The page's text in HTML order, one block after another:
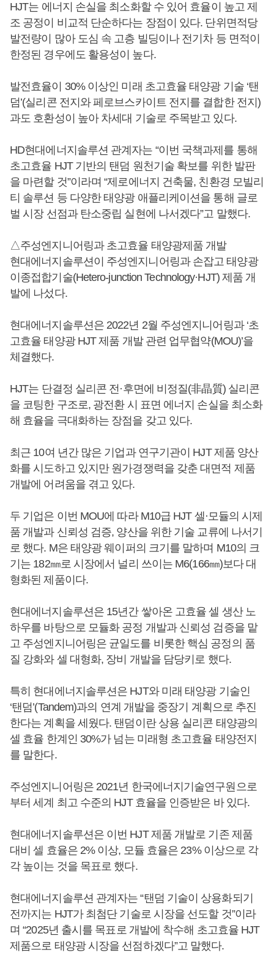
HJT는 에너지 손실을 최소화할 수 있어 효율이 높고 제
조 공정이 비교적 단순하다는 장점이 있다. 단위면적당
발전량이 많아 도심 속 고층 빌딩이나 전기차 등 면적이
한정된 경우에도 활용성이 높다.
발전효율이 30% 이상인 미래 초고효율 태양광 기술 ‘탠
덤’(실리콘 전지와 페로브스카이트 전지를 결합한 전지)
과도 호환성이 높아 차세대 기술로 주목받고 있다.
HD현대에너지솔루션 관계자는 “이번 국책과제를 통해
초고효율 HJT 기반의 탠덤 원천기술 확보를 위한 발판
을 마련할 것”이라며 “제로에너지 건축물, 친환경 모빌리
티 솔루션 등 다양한 태양광 애플리케이션을 통해 글로
벌 시장 선점과 탄소중립 실현에 나서겠다”고 말했다.
△주성엔지니어링과 초고효율 태양광제품 개발
현대에너지솔루션이 주성엔지니어링과 손잡고 태양광
이종접합기술(Hetero-junction Technology·HJT) 제품 개
발에 나섰다.
현대에너지솔루션은 2022년 2월 주성엔지니어링과 ‘초
고효율 태양광 HJT 제품 개발 관련 업무협약(MOU)’을
체결했다.
HJT는 단결정 실리콘 전·후면에 비정질(非晶質) 실리콘
을 코팅한 구조로, 광전환 시 표면 에너지 손실을 최소화
해 효율을 극대화하는 장점을 갖고 있다.
최근 10여 년간 많은 기업과 연구기관이 HJT 제품 양산
화를 시도하고 있지만 원가경쟁력을 갖춘 대면적 제품
개발에 어려움을 겪고 있다.
두 기업은 이번 MOU에 따라 M10급 HJT 셀·모듈의 시제
품 개발과 신뢰성 검증, 양산을 위한 기술 교류에 나서기
로 했다. M은 태양광 웨이퍼의 크기를 말하며 M10의 크
기는 182㎜로 시장에서 널리 쓰이는 M6(166㎜)보다 대
형화된 제품이다.
현대에너지솔루션은 15년간 쌓아온 고효율 셀 생산 노
하우를 바탕으로 모듈화 공정 개발과 신뢰성 검증을 맡
고 주성엔지니어링은 균일도를 비롯한 핵심 공정의 품
질 강화와 셀 대형화, 장비 개발을 담당키로 했다.
특히 현대에너지솔루션은 HJT와 미래 태양광 기술인
‘탠덤’(Tandem)과의 연계 개발을 중장기 계획으로 추진
한다는 계획을 세웠다. 탠덤이란 상용 실리콘 태양광의
셀 효율 한계인 30%가 넘는 미래형 초고효율 태양전지
를 말한다.
주성엔지니어링은 2021년 한국에너지기술연구원으로
부터 세계 최고 수준의 HJT 효율을 인증받은 바 있다.
현대에너지솔루션은 이번 HJT 제품 개발로 기존 제품
대비 셀 효율은 2% 이상, 모듈 효율은 23% 이상으로 각
각 높이는 것을 목표로 했다.
현대에너지솔루션 관계자는 “탠덤 기술이 상용화되기
전까지는 HJT가 최첨단 기술로 시장을 선도할 것”이라
며 “2025년 출시를 목표로 개발에 착수해 초고효율 HJT
제품으로 태양광 시장을 선점하겠다”고 말했다.